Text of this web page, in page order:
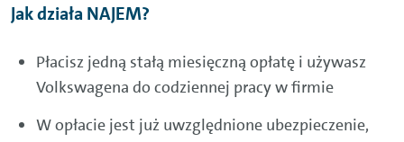
Jak działa NAJEM?
Płacisz jedną stałą miesięczną opłatę i używasz
Volkswagena do codziennej pracy w firmie
W opłacie jest już uwzględnione ubezpieczenie,